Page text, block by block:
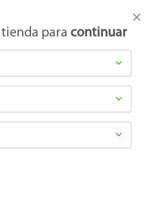
para continuar